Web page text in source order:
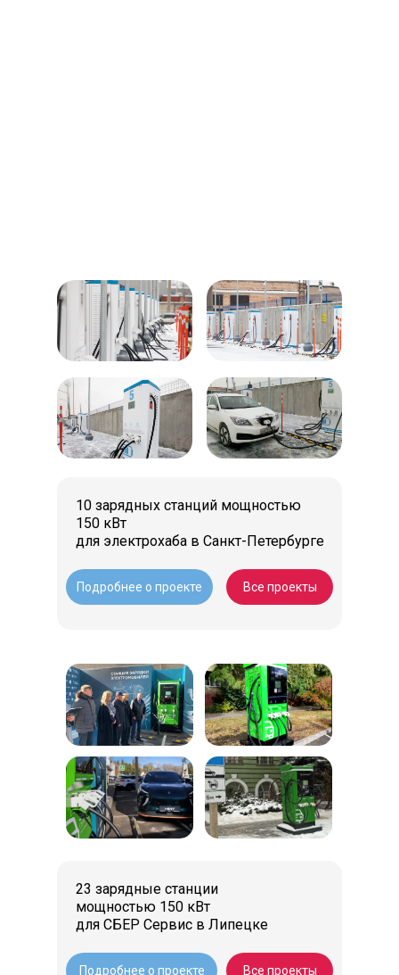
10 зарядных станций мощностью
150 кВт
для электрохаба в Санкт-Петербурге
Подробнее о проекте Все проекты
Подробнее о проекте Все проекты
23 зарядные станции
мощностью 150 кВт
для СБЕР Сервис в Липецке